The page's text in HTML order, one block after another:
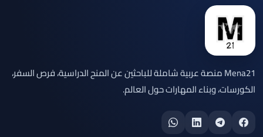
Mena21 منصة عربية شاملة للباحثين عن المنح الدراسية، فرص السفر،
الكورسات، وبناء المهارات حول العالم.